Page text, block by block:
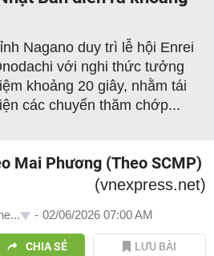
Nagano duy trì lễ hội Enrei
với nghi thức tưởng
khoảng 20 giây, nhằm tái
các chuyến thăm chớp...
Mai Phương (Theo SCMP)
(vnexpress.net)
- 02/06/2026 07:00 AM
CHIA SẺ LƯU BÀI